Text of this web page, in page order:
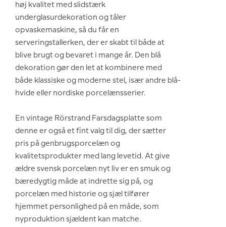
høj kvalitet med slidstærk
underglasurdekoration og tåler
opvaskemaskine, så du får en
serveringstallerken, der er skabt til både at
blive brugt og bevaret i mange år. Den blå
dekoration gør den let at kombinere med
både klassiske og moderne stel, især andre blå-
hvide eller nordiske porcelænsserier.
En vintage Rörstrand Farsdagsplatte som
denne er også et fint valg til dig, der sætter
pris på genbrugsporcelæn og
kvalitetsprodukter med lang levetid. At give
ældre svensk porcelæn nyt liv er en smuk og
bæredygtig måde at indrette sig på, og
porcelæn med historie og sjæl tilfører
hjemmet personlighed på en måde, som
nyproduktion sjældent kan matche.